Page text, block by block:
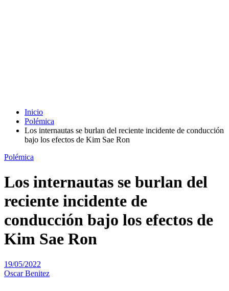
Inicio
Polémica
Los internautas se burlan del reciente incidente de conducción
bajo los efectos de Kim Sae Ron
Polémica
Los internautas se burlan del
reciente incidente de
conducción bajo los efectos de
Kim Sae Ron
19/05/2022
Oscar Benitez